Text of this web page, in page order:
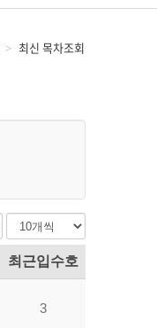
최신 목차조회
리스트갯수:
리스트수 선택
최근입수호
3